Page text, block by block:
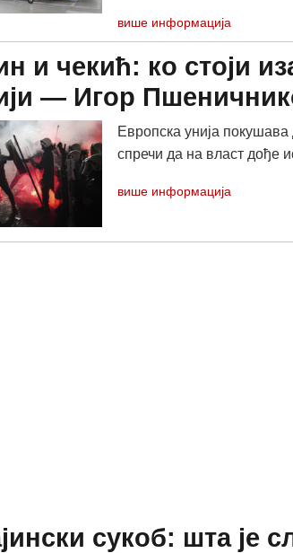
више информација
и чекић: ко стоји
— Игор
Европска унија
спречи да на власт дође
више информација
сукоб: шта је